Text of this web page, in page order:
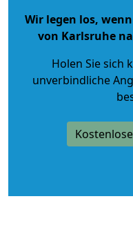
Wir legen los,
von Karlsruhe
Holen Sie sich
unverbindliche